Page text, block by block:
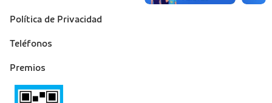
Política de Privacidad
Teléfonos
Premios